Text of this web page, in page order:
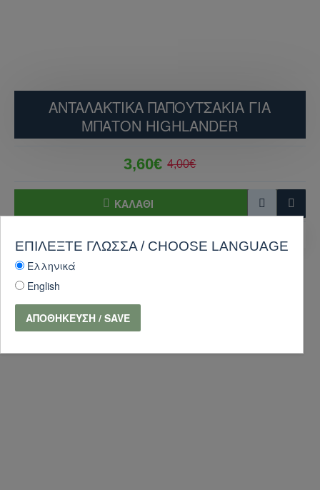
ANTAΛΑΚΤΙΚΑ ΠΑΠΟΥΤΣΑΚΙΑ ΓΙΑ
ΜΠΑΤΟΝ HIGHLANDER
3,60€ 4,00€
ΚΑΛΆΘΙ
ΕΠΙΛΈΞΤΕ ΓΛΏΣΣΑ / CHOOSE LANGUAGE
Ελληνικά
English
ΑΠΟΘΉΚΕΥΣΗ / SAVE